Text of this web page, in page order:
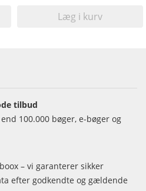
Læg i kurv
tilbud
100.000 bøger, e-bøger og
– vi garanterer sikker
efter godkendte og gældende